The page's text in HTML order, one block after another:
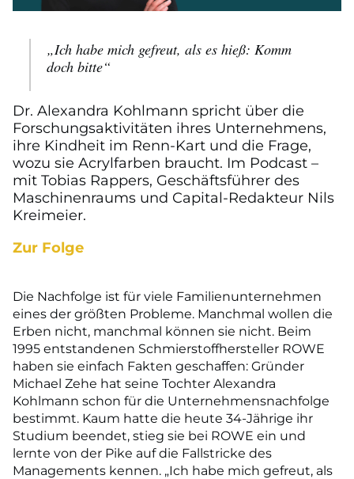
„Ich habe mich gefreut, als es hieß: Komm
doch bitte“
Dr. Alexandra Kohlmann spricht über die
Forschungsaktivitäten ihres Unternehmens,
ihre Kindheit im Renn-Kart und die Frage,
wozu sie Acrylfarben braucht. Im Podcast –
mit Tobias Rappers, Geschäftsführer des
Maschinenraums und Capital-Redakteur Nils
Kreimeier.
Zur Folge
Die Nachfolge ist für viele Familienunternehmen
eines der größten Probleme. Manchmal wollen die
Erben nicht, manchmal können sie nicht. Beim
1995 entstandenen Schmierstoffhersteller ROWE
haben sie einfach Fakten geschaffen: Gründer
Michael Zehe hat seine Tochter Alexandra
Kohlmann schon für die Unternehmensnachfolge
bestimmt. Kaum hatte die heute 34-Jährige ihr
Studium beendet, stieg sie bei ROWE ein und
lernte von der Pike auf die Fallstricke des
Managements kennen. „Ich habe mich gefreut, als